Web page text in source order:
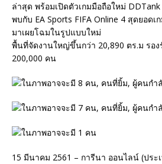
ล่าสุด พร้อมเปิดตัวเกมมือถือใหม่
พบกับ EA Sports FIFA Online 4 สุดยอด
มาเผยโฉมในรูปแบบใหม่
พื้นที่จัดงานใหญ่ขึ้นกว่า 20,890 ตร.ม รอง
200,000 คน
15 มีนาคม 2561 – การีนา ออนไลน์ (ประ